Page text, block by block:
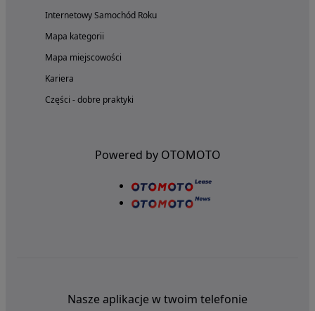
Internetowy Samochód Roku
Mapa kategorii
Mapa miejscowości
Kariera
Części - dobre praktyki
Powered by OTOMOTO
Nasze aplikacje w twoim telefonie